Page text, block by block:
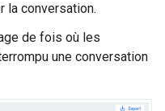
la conversation.
de fois où les
une conversation